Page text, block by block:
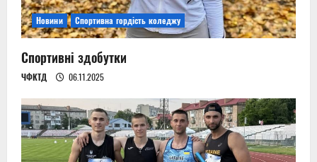
Новини Спортивна гордість коледжу
Спортивні здобутки
ЧФКТД 06.11.2025